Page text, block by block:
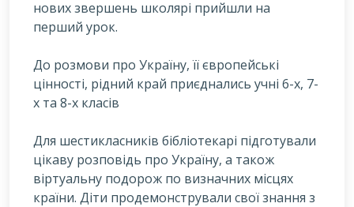
нових звершень школярі прийшли на
перший урок.
До розмови про Україну, її європейські
цінності, рідний край приєднались учні 6-х, 7-
х та 8-х класів
Для шестикласників бібліотекарі підготували
цікаву розповідь про Україну, а також
віртуальну подорож по визначних місцях
країни. Діти продемонстрували свої знання з